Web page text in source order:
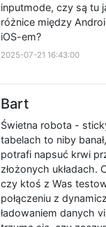
inputmode, czy są tu
różnice między
iOS-em?
2025-07-21 16:43:00
Bart
Świetna robota -
tabelach to niby
potrafi napsuć krwi
złożonych układach.
czy ktoś z Was
połączeniu z
ładowaniem danych